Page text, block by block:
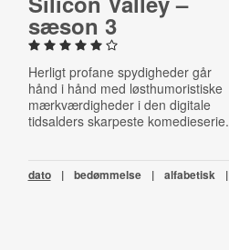
sæson 3
Herligt profane spydigheder går
hånd i hånd med løsthumoristiske
mærkværdigheder i den digitale
tidsalders skarpeste komedieserie.
dato | bedømmelse | alfabetisk |